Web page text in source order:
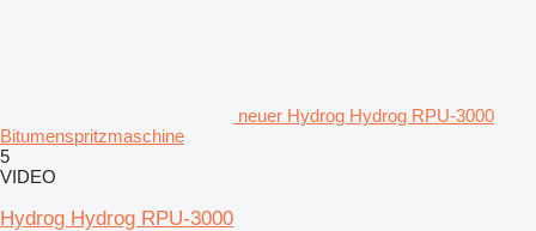
neuer Hydrog Hydrog RPU-3000
Bitumenspritzmaschine
5
VIDEO
Hydrog Hydrog RPU-3000